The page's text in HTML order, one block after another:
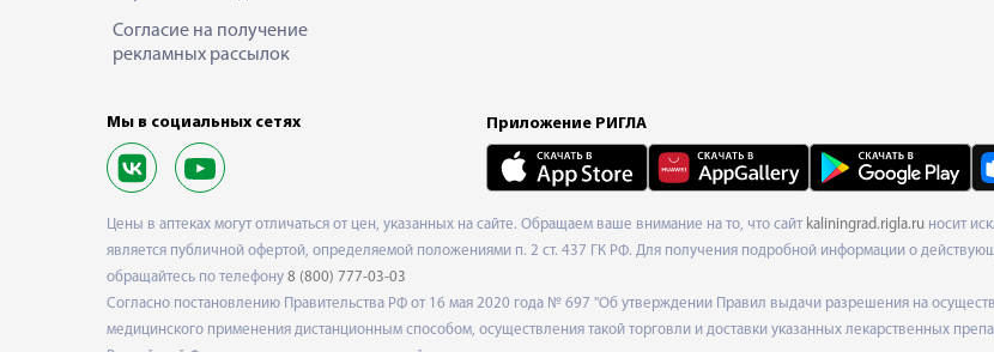
Согласие на получение
рекламных рассылок
Мы в социальных сетях Приложение РИГЛА
Цены в аптеках могут отличаться от цен, указанных на сайте. Обращаем ваше внимание на то, что сайт kaliningrad.rigla.ru носит
является публичной офертой, определяемой положениями п. 2 ст. 437 ГК РФ. Для получения подробной информации о
обращайтесь по телефону 8 (800) 777-03-03
Согласно постановлению Правительства РФ от 16 мая 2020 года № 697 "Об утверждении Правил выдачи разрешения на
медицинского применения дистанционным способом, осуществления такой торговли и доставки указанных лекарственных